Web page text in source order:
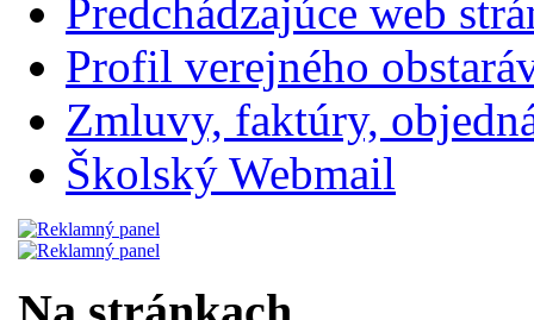
Predchádzajúce web
Profil verejného
Zmluvy, faktúry,
Školský Webmail